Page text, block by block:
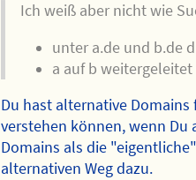
Ich weiß aber nicht wie
unter a.de und b.de
a auf b
Du hast alternative
verstehen können, wenn Du
Domains als die
alternativen Weg dazu.